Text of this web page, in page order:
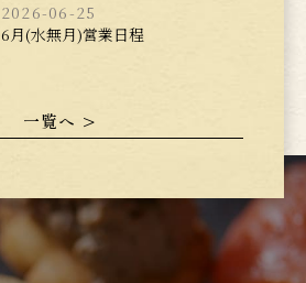
2026-06-25
6月(水無月)営業日程
一覧へ >